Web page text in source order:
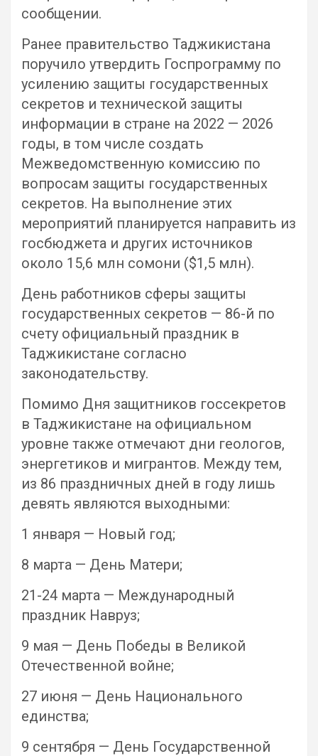
сообщении.
Ранее правительство Таджикистана
поручило утвердить Госпрограмму по
усилению защиты государственных
секретов и технической защиты
информации в стране на 2022 — 2026
годы, в том числе создать
Межведомственную комиссию по
вопросам защиты государственных
секретов. На выполнение этих
мероприятий планируется направить из
госбюджета и других источников
около 15,6 млн сомони ($1,5 млн).
День работников сферы защиты
государственных секретов — 86-й по
счету официальный праздник в
Таджикистане согласно
законодательству.
Помимо Дня защитников госсекретов
в Таджикистане на официальном
уровне также отмечают дни геологов,
энергетиков и мигрантов. Между тем,
из 86 праздничных дней в году лишь
девять являются выходными:
1 января — Новый год;
8 марта — День Матери;
21-24 марта — Международный
праздник Навруз;
9 мая — День Победы в Великой
Отечественной войне;
27 июня — День Национального
единства;
9 сентября — День Государственной